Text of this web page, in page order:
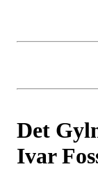
Det
Ivar